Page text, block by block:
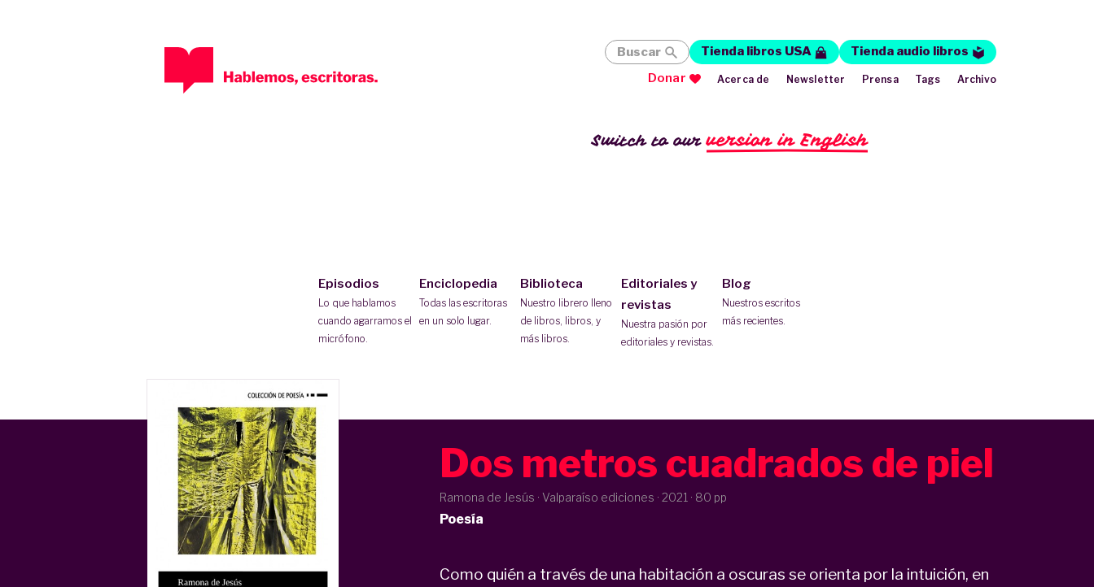
Switch to ourversion in English
Episodios
Lo que hablamos
cuando agarramos el
micrófono.
Enciclopedia
Todas las escritoras
en un solo lugar.
Biblioteca
Nuestro librero lleno
de libros, libros, y
más libros.
Editoriales y
revistas
Nuestra pasión por
editoriales y revistas.
Blog
Nuestros escritos
más recientes.
Buscar Tienda libros USA
Tienda audio libros
Donar
Acerca de Newsletter Prensa Tags Archivo
Dos metros cuadrados de piel
Ramona de Jesús · Valparaíso ediciones · 2021 · 80 pp
Poesía
Como quién a través de una habitación a oscuras se orienta por la intuición, en